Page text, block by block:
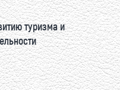
туризма и